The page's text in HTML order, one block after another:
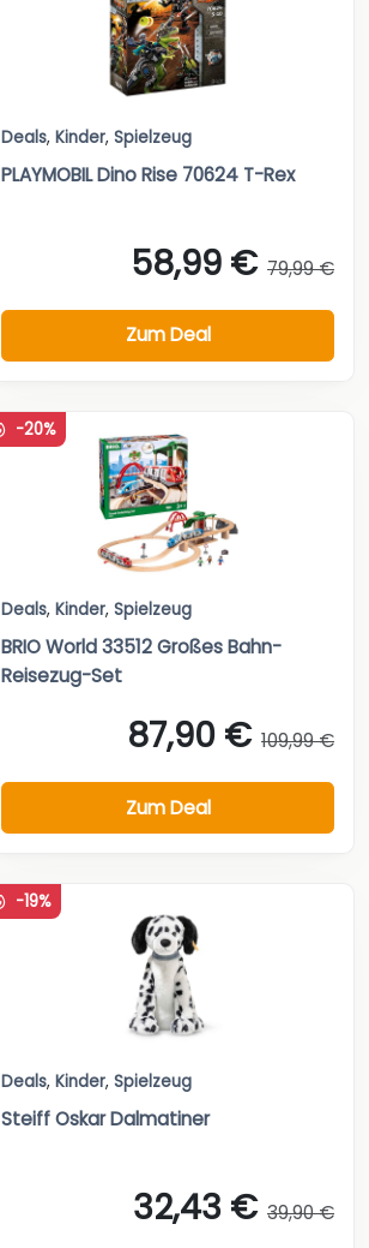
Deals, Kinder, Spielzeug
PLAYMOBIL Dino Rise 70624 T-Rex
58,99 € 79,99 €
Zum Deal
-20%
Deals, Kinder, Spielzeug
BRIO World 33512 Großes Bahn-
Reisezug-Set
87,90 € 109,99 €
Zum Deal
-19%
Deals, Kinder, Spielzeug
Steiff Oskar Dalmatiner
32,43 € 39,90 €